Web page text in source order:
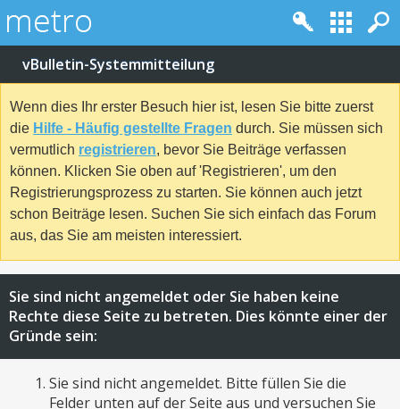
vBulletin-Systemmitteilung
Wenn dies Ihr erster Besuch hier ist, lesen Sie bitte zuerst
die Hilfe - Häufig gestellte Fragen durch. Sie müssen sich
vermutlich registrieren, bevor Sie Beiträge verfassen
können. Klicken Sie oben auf 'Registrieren', um den
Registrierungsprozess zu starten. Sie können auch jetzt
schon Beiträge lesen. Suchen Sie sich einfach das Forum
aus, das Sie am meisten interessiert.
Sie sind nicht angemeldet oder Sie haben keine
Rechte diese Seite zu betreten. Dies könnte einer der
Gründe sein:
Sie sind nicht angemeldet. Bitte füllen Sie die
Felder unten auf der Seite aus und versuchen Sie